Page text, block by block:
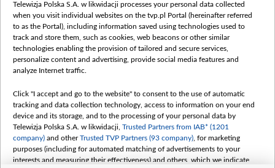
Бяспека
Youtube
Белсат news
Белсат Shorts
Жэстачайшы мульт
Belsat English
Biełsat PL
Белсат Now
Белсат History
Telewizja Polska S.A. w likwidacji processes your personal data collected
when you visit individual websites on the tvp.pl Portal (hereinafter referred
to as the Portal), including information saved using technologies used to
track and store them, such as cookies, web beacons or other similar
technologies enabling the provision of tailored and secure services,
personalize content and advertising, provide social media features and
analyze Internet traffic.
Click "I accept and go to the website" to consent to the use of automatic
tracking and data collection technology, access to information on your end
device and its storage, and to the processing of your personal data by
Telewizja Polska S.A. w likwidacji, Trusted Partners from IAB* (1201
company) and otherTrusted TVP Partners (93 company) , for marketing
purposes (including for automated matching of advertisements to your
interests and measuring their effectiveness) and others, which we indicate